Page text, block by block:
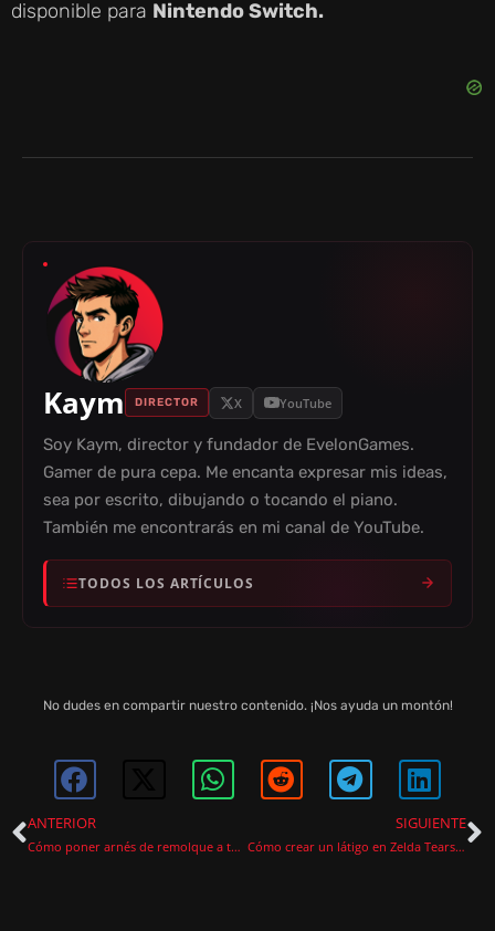
disponible para Nintendo Switch.
Kaym DIRECTOR X YouTube
Soy Kaym, director y fundador de EvelonGames.
Gamer de pura cepa. Me encanta expresar mis ideas,
sea por escrito, dibujando o tocando el piano.
También me encontrarás en mi canal de YouTube.
TODOS LOS ARTÍCULOS
No dudes en compartir nuestro contenido. ¡Nos ayuda un montón!
ANTERIOR
Cómo poner arnés de remolque a tu caballo en Zelda: Tears of the Kingdom
SIGUIENTE
Cómo crear un látigo en Zelda Tears of the Kingdom